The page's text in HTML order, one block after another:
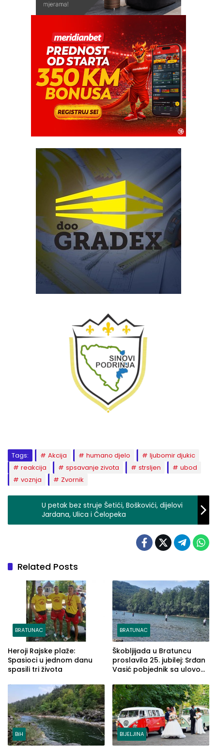
Tags: Akcija humano djelo
ljubomir djukic
reakcija
spsavanje zivota strsljen
ubod
voznja
Zvornik
U petak bez struje Šetići, Boškovići, dijelovi
Jardana, Ulica i Čelopeka
Related Posts
BRATUNAC
Heroji Rajske plaže:
Spasioci u jednom danu
spasili tri života
BRATUNAC
Škobljijada u Bratuncu
proslavila 25. jubilej: Srđan
Vasić pobjednik sa ulovom
BiH BIJELJINA